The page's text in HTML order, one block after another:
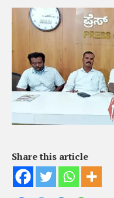
Share this article